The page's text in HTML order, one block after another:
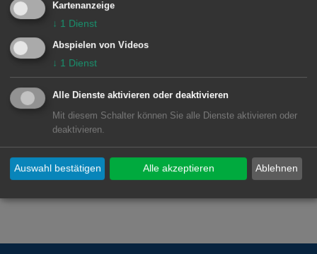
1 Aalen
Bericht derSchwäpo
Bericht derSchwäbischen.de
Kartenanzeige
↓ 1 Dienst
Abspielen von Videos
↓ 1 Dienst
Alle Dienste aktivieren oder deaktivieren
Mit diesem Schalter können Sie alle Dienste aktivieren oder
deaktivieren.
Ablehnen
Auswahl bestätigen Alle akzeptieren